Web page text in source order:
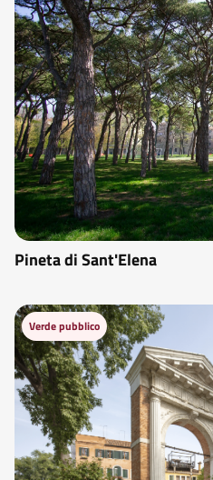
Pineta di Sant'Elena
Verde pubblico